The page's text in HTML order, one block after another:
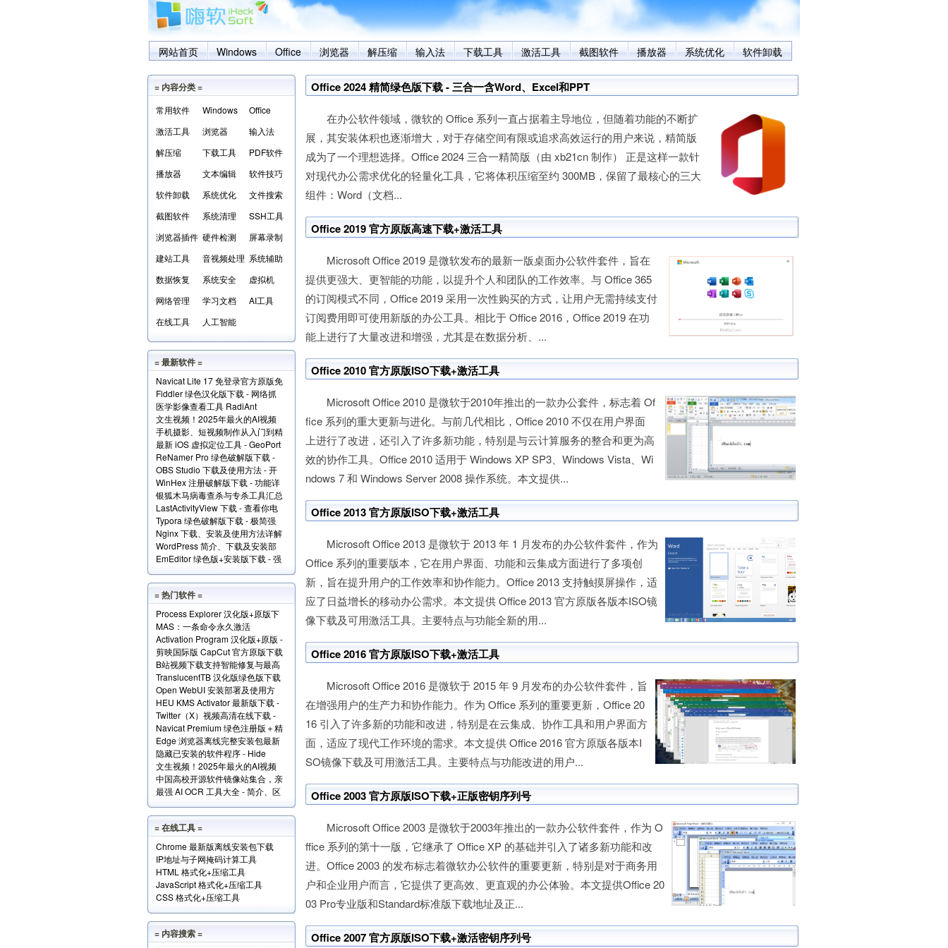
网站首页 Windows Office 浏览器 解压缩 输入法 下载工具 激活工具 截图软件 播放器 系统优化 软件卸载
Office 2024 精简绿色版下载 - 三合一含Word、Excel和PPT
在办公软件领域，微软的 Office 系列一直占据着主导地位，但随着功能的不断扩
展，其安装体积也逐渐增大，对于存储空间有限或追求高效运行的用户来说，精简版
成为了一个理想选择。Office 2024 三合一精简版（由 xb21cn 制作） 正是这样一款针
对现代办公需求优化的轻量化工具，它将体积压缩至约 300MB，保留了最核心的三大
组件：Word（文档...
Office 2019 官方原版高速下载+激活工具
Microsoft Office 2019 是微软发布的最新一版桌面办公软件套件，旨在
提供更强大、更智能的功能，以提升个人和团队的工作效率。与 Office 365
的订阅模式不同，Office 2019 采用一次性购买的方式，让用户无需持续支付
订阅费用即可使用新版的办公工具。相比于 Office 2016，Office 2019 在功
能上进行了大量改进和增强，尤其是在数据分析、...
Office 2010 官方原版ISO下载+激活工具
Microsoft Office 2010 是微软于2010年推出的一款办公套件，标志着 Of
fice 系列的重大更新与进化。与前几代相比，Office 2010 不仅在用户界面
上进行了改进，还引入了许多新功能，特别是与云计算服务的整合和更为高
效的协作工具。Office 2010 适用于 Windows XP SP3、Windows Vista、Wi
ndows 7 和 Windows Server 2008 操作系统。本文提供...
Office 2013 官方原版ISO下载+激活工具
Microsoft Office 2013 是微软于 2013 年 1 月发布的办公软件套件，作为
Office 系列的重要版本，它在用户界面、功能和云集成方面进行了多项创
新，旨在提升用户的工作效率和协作能力。Office 2013 支持触摸屏操作，适
应了日益增长的移动办公需求。本文提供 Office 2013 官方原版各版本ISO镜
像下载及可用激活工具。主要特点与功能全新的用...
Office 2016 官方原版ISO下载+激活工具
Microsoft Office 2016 是微软于 2015 年 9 月发布的办公软件套件，旨
在增强用户的生产力和协作能力。作为 Office 系列的重要更新，Office 20
16 引入了许多新的功能和改进，特别是在云集成、协作工具和用户界面方
面，适应了现代工作环境的需求。本文提供 Office 2016 官方原版各版本I
SO镜像下载及可用激活工具。主要特点与功能改进的用户...
Office 2003 官方原版ISO下载+正版密钥序列号
Microsoft Office 2003 是微软于2003年推出的一款办公软件套件，作为 O
ffice 系列的第十一版，它继承了 Office XP 的基础并引入了诸多新功能和改
进。Office 2003 的发布标志着微软办公软件的重要更新，特别是对于商务用
户和企业用户而言，它提供了更高效、更直观的办公体验。本文提供Office 20
03 Pro专业版和Standard标准版下载地址及正...
Office 2007 官方原版ISO下载+激活密钥序列号
= 内容分类 =
常用软件 Windows
Office
激活工具
浏览器
输入法
解压缩
下载工具
PDF软件
播放器
文本编辑
软件技巧
软件卸载
系统优化
文件搜索
截图软件
系统清理
SSH工具
浏览器插件 硬件检测
屏幕录制
建站工具
音视频处理 系统辅助
数据恢复
系统安全
虚拟机
网络管理
学习文档
AI工具
在线工具
人工智能
= 最新软件 =
Navicat Lite 17 免登录官方原版免
费版下载
Fiddler 绿色汉化版下载 - 网络抓
包分析工具
医学影像查看工具 RadiAnt
DICOM Viewer（支持.dcm文件）
下载
文生视频！2025年最火的AI视频
生成工具TOP10
手机摄影、短视频制作从入门到精
通视频教程全套免费下载
最新 iOS 虚拟定位工具 - GeoPort
轻松伪装全球任何位置
ReNamer Pro 绿色破解版下载 -
文件批量重命名小工具
OBS Studio 下载及使用方法 - 开
源免费的专业级录屏利器
WinHex 注册破解版下载 - 功能详
解+使用实例
银狐木马病毒查杀与专杀工具汇总
下载
LastActivityView 下载 - 查看你电
脑上的所有操作记录！
Typora 绿色破解版下载 - 极简强
大的本地 Markdown 编辑器
Nginx 下载、安装及使用方法详解
WordPress 简介、下载及安装部
署详解
EmEditor 绿色版+安装版下载 - 强
大专业的文本编辑器
= 热门软件 =
Process Explorer 汉化版+原版下
载 - 超强进程管理工具
MAS：一条命令永久激活
Windows和Office+实现原理解读
Activation Program 汉化版+原版 -
永久激活Windows和Office
剪映国际版 CapCut 官方原版下载
- 免费享用VIP会员功能
B站视频下载支持智能修复与最高
清版 - Bili23 Downloader
TranslucentTB 汉化版绿色版下载
- 任务栏透明化小工具
Open WebUI 安装部署及使用方
法 - 本地网页版 AI 系统
HEU KMS Activator 最新版下载 -
Windows/Office激活神器
Twitter（X）视频高清在线下载 -
SSSTwitter
Navicat Premium 绿色注册版＋精
简版＋使用方法
Edge 浏览器离线完整安装包最新
版下载
隐藏已安装的软件程序 - Hide
From Uninstall List 下载
文生视频！2025年最火的AI视频
生成工具TOP10
中国高校开源软件镜像站集合，亲
测全部可用！
最强 AI OCR 工具大全 - 简介、区
别、优势及访问地址
= 在线工具 =
Chrome 最新版离线安装包下载
IP地址与子网掩码计算工具
HTML 格式化+压缩工具
JavaScript 格式化+压缩工具
CSS 格式化+压缩工具
= 内容搜索 =